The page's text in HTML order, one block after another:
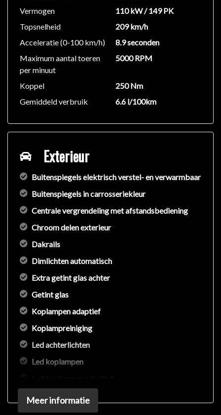
Vermogen
110 kW / 149 PK
Topsnelheid
209 km/h
Acceleratie (0-100 km/h)
8.9 seconden
Maximum aantal toeren
per minuut
5000 RPM
Koppel
250 Nm
Gemiddeld verbruik
6.6 l/100km
Exterieur
Buitenspiegels elektrisch verstel- en verwarmbaar
Buitenspiegels in carrosseriekleur
Centrale vergrendeling met afstandsbediening
Chroom delen exterieur
Dakrails
Dimlichten automatisch
Extra getint glas achter
Getint glas
Koplampen adaptief
Koplampreiniging
Led achterlichten
Led koplampen
Lichtmetalen velgen 16"
Mistlampen voor adaptief
Meer informatie